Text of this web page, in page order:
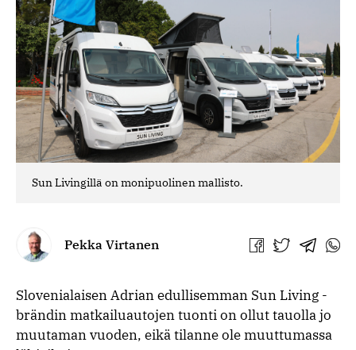
Sun Livingillä on monipuolinen mallisto.
Pekka Virtanen
Jaa Jaa Jaa Jaa
Slovenialaisen Adrian edullisemman Sun Living -
brändin matkailuautojen tuonti on ollut tauolla jo
muutaman vuoden, eikä tilanne ole muuttumassa